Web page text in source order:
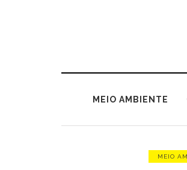
MEIO AMBIENTE
MEIO